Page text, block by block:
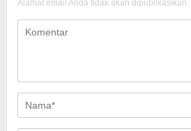
Alamat email Anda tidak akan dipublikasikan.